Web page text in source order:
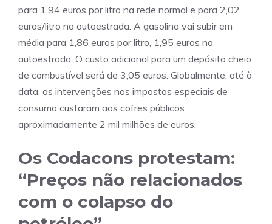
para 1,94 euros por litro na rede normal e para 2,02
euros/litro na autoestrada. A gasolina vai subir em
média para 1,86 euros por litro, 1,95 euros na
autoestrada. O custo adicional para um depósito cheio
de combustível será de 3,05 euros. Globalmente, até à
data, as intervenções nos impostos especiais de
consumo custaram aos cofres públicos
aproximadamente 2 mil milhões de euros.
Os Codacons protestam:
“Preços não relacionados
com o colapso do